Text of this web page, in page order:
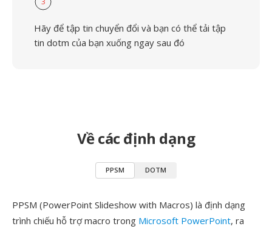
Hãy để tập tin chuyển đổi và bạn có thể tải tập
tin dotm của bạn xuống ngay sau đó
Về các định dạng
PPSM DOTM
PPSM (PowerPoint Slideshow with Macros) là định dạng
trình chiếu hỗ trợ macro trong Microsoft PowerPoint, ra